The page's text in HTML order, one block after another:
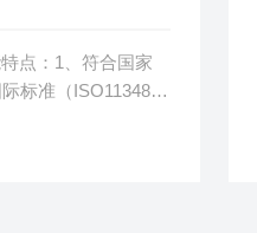
点：1、符合国家
标准（ISO11348-
后15分钟内得到结